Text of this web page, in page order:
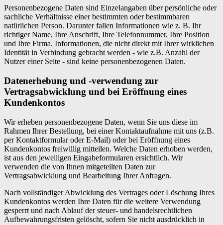
Personenbezogene Daten sind Einzelangaben über persönliche oder
sachliche Verhältnisse einer bestimmten oder bestimmbaren
natürlichen Person. Darunter fallen Informationen wie z. B. Ihr
richtiger Name, Ihre Anschrift, Ihre Telefonnummer, Ihre Position
und Ihre Firma. Informationen, die nicht direkt mit Ihrer wirklichen
Identität in Verbindung gebracht werden - wie z.B. Anzahl der
Nutzer einer Seite - sind keine personenbezogenen Daten.
Datenerhebung und -verwendung zur
Vertragsabwicklung und bei Eröffnung eines
Kundenkontos
Wir erheben personenbezogene Daten, wenn Sie uns diese im
Rahmen Ihrer Bestellung, bei einer Kontaktaufnahme mit uns (z.B.
per Kontaktformular oder E-Mail) oder bei Eröffnung eines
Kundenkontos freiwillig mitteilen. Welche Daten erhoben werden,
ist aus den jeweiligen Eingabeformularen ersichtlich. Wir
verwenden die von Ihnen mitgeteilten Daten zur
Vertragsabwicklung und Bearbeitung Ihrer Anfragen.
Nach vollständiger Abwicklung des Vertrages oder Löschung Ihres
Kundenkontos werden Ihre Daten für die weitere Verwendung
gesperrt und nach Ablauf der steuer- und handelsrechtlichen
Aufbewahrungsfristen gelöscht, sofern Sie nicht ausdrücklich in